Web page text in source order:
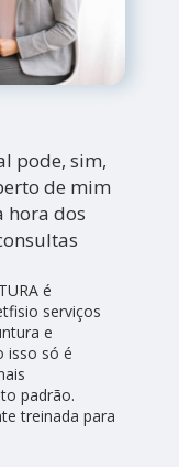
pode, sim,
de mim
hora dos
é
serviços
e
isso só é
padrão.
treinada para